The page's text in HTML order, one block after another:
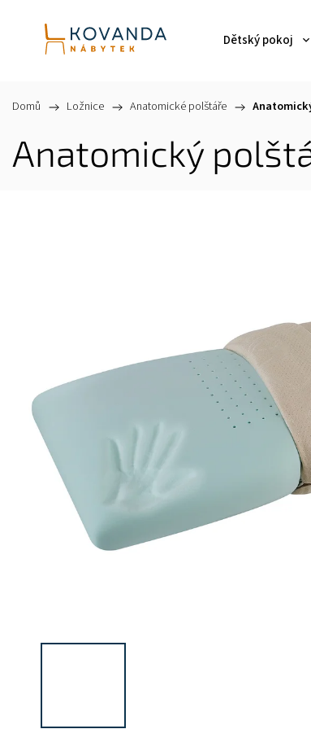
Dětský pokoj
Domů / Ložnice / Anatomické polštáře /
Anatomický